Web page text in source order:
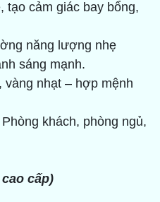
cảm giác bay bổng,
năng lượng nhẹ
sáng mạnh.
nhạt – hợp mệnh
khách, phòng ngủ,
cấp)